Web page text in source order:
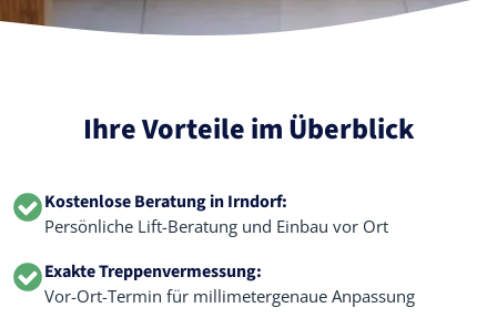
Ihre Vorteile im Überblick
Kostenlose Beratung in Irndorf:
Persönliche Lift-Beratung und Einbau vor Ort
Exakte Treppenvermessung:
Vor-Ort-Termin für millimetergenaue Anpassung